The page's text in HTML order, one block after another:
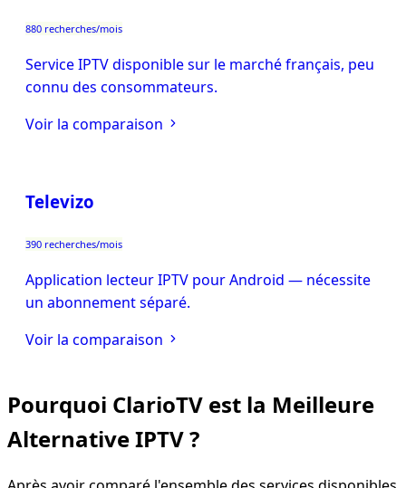
880 recherches/mois
Service IPTV disponible sur le marché français, peu
connu des consommateurs.
Voir la comparaison
Televizo
390 recherches/mois
Application lecteur IPTV pour Android — nécessite
un abonnement séparé.
Voir la comparaison
Pourquoi ClarioTV est la Meilleure
Alternative IPTV ?